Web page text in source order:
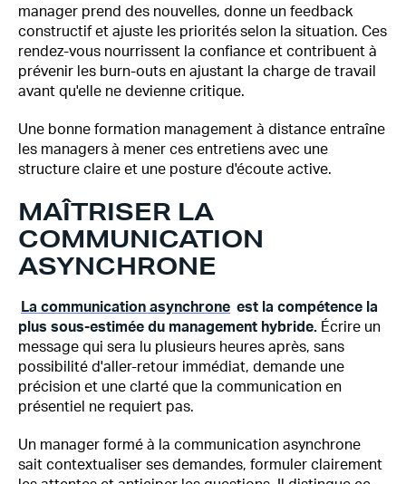
manager prend des nouvelles, donne un feedback
constructif et ajuste les priorités selon la situation. Ces
rendez-vous nourrissent la confiance et contribuent à
prévenir les burn-outs en ajustant la charge de travail
avant qu'elle ne devienne critique.
Une bonne formation management à distance entraîne
les managers à mener ces entretiens avec une
structure claire et une posture d'écoute active.
MAÎTRISER LA
COMMUNICATION
ASYNCHRONE
La communication asynchrone est la compétence la
plus sous-estimée du management hybride. Écrire un
message qui sera lu plusieurs heures après, sans
possibilité d'aller-retour immédiat, demande une
précision et une clarté que la communication en
présentiel ne requiert pas.
Un manager formé à la communication asynchrone
sait contextualiser ses demandes, formuler clairement